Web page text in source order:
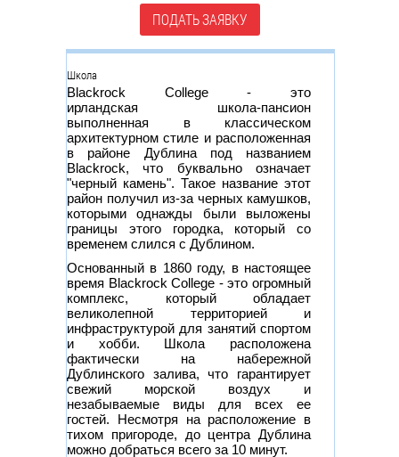
ПОДАТЬ ЗАЯВКУ
Группа
Школа
Blackrock College - это
ирландская школа-пансион
выполненная в классическом
архитектурном стиле и расположенная
в районе Дублина под названием
Blackrock, что буквально означает
"черный камень". Такое название этот
район получил из-за черных камушков,
которыми однажды были выложены
границы этого городка, который со
временем слился с Дублином.
Основанный в 1860 году, в настоящее
время Blackrock College - это огромный
комплекс, который обладает
великолепной территорией и
инфраструктурой для занятий спортом
и хобби. Школа расположена
фактически на набережной
Дублинского залива, что гарантирует
свежий морской воздух и
незабываемые виды для всех ее
гостей. Несмотря на расположение в
тихом пригороде, до центра Дублина
можно добраться всего за 10 минут.